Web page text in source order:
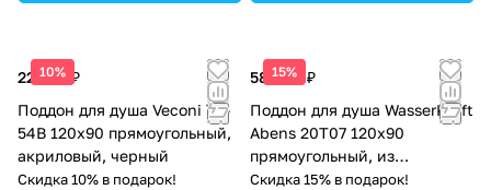
10%
22 356 ₽
Поддон для душа Veconi TZ-
54B 120х90 прямоугольный,
акриловый, черный
Скидка 10% в подарок!
15%
58 490 ₽
Поддон для душа WasserKraft
Abens 20T07 120х90
прямоугольный, из
искусственного камня,
Скидка 15% в подарок!